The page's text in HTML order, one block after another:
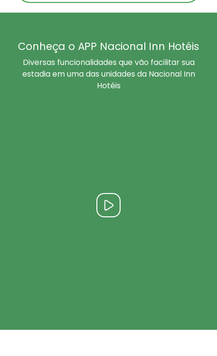
Conheça o APP Nacional Inn Hotéis
Diversas funcionalidades que vão facilitar sua
estadia em uma das unidades da Nacional Inn
Hotéis